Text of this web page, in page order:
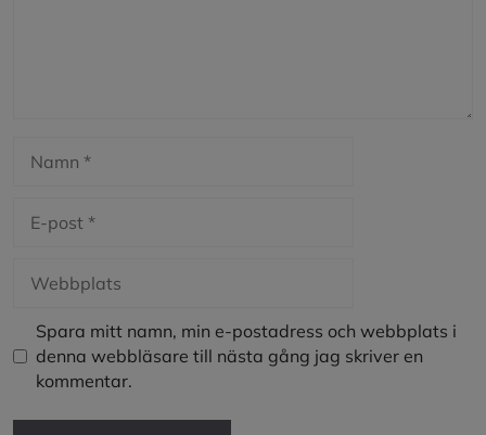
post
Spara mitt namn, min e-postadress och webbplats i
denna webbläsare till nästa gång jag skriver en
kommentar.